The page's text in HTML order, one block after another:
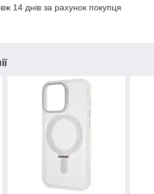
14 днів за рахунок покупця